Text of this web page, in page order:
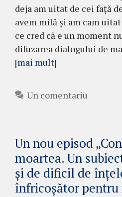
deja am uitat de cei față
avem milă și am cam
ce cred că e un moment
difuzarea dialogului de
[mai mult]
Un comentariu
Un nou episod
moartea. Un
și de dificil de
înfricoșător